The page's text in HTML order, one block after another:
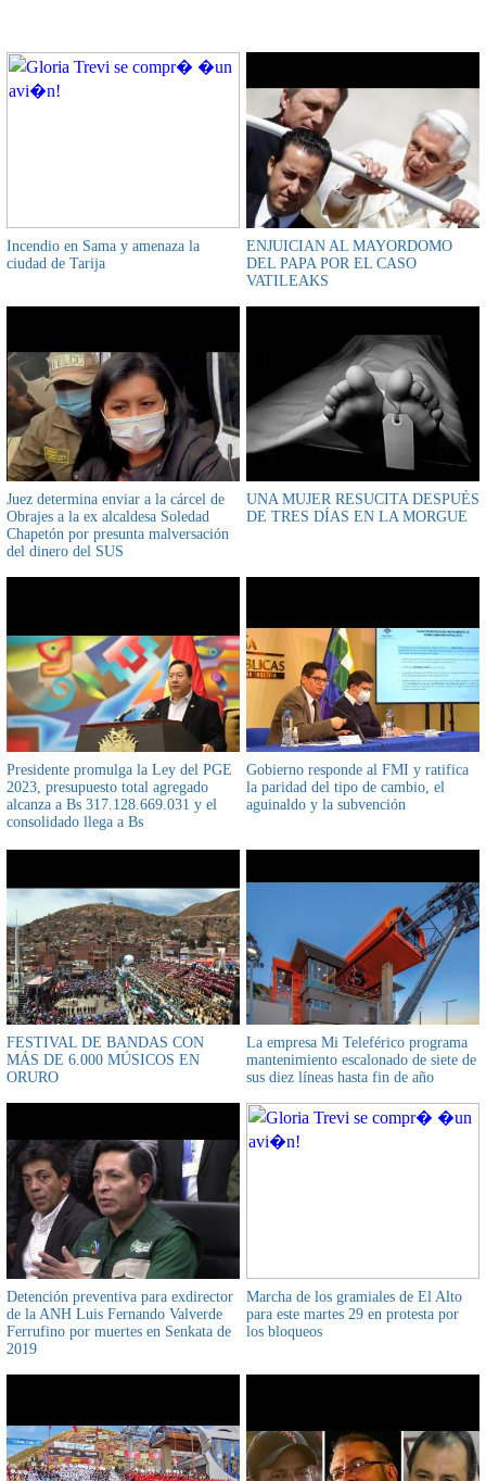
Incendio en Sama y amenaza la
ciudad de Tarija
ENJUICIAN AL MAYORDOMO
DEL PAPA POR EL CASO
VATILEAKS
Juez determina enviar a la cárcel de
Obrajes a la ex alcaldesa Soledad
Chapetón por presunta malversación
del dinero del SUS
UNA MUJER RESUCITA DESPUÉS
DE TRES DÍAS EN LA MORGUE
Presidente promulga la Ley del PGE
2023, presupuesto total agregado
alcanza a Bs 317.128.669.031 y el
consolidado llega a Bs
Gobierno responde al FMI y ratifica
la paridad del tipo de cambio, el
aguinaldo y la subvención
FESTIVAL DE BANDAS CON
MÁS DE 6.000 MÚSICOS EN
ORURO
La empresa Mi Teleférico programa
mantenimiento escalonado de siete de
sus diez líneas hasta fin de año
Detención preventiva para exdirector
de la ANH Luis Fernando Valverde
Ferrufino por muertes en Senkata de
2019
Marcha de los gramiales de El Alto
para este martes 29 en protesta por
los bloqueos